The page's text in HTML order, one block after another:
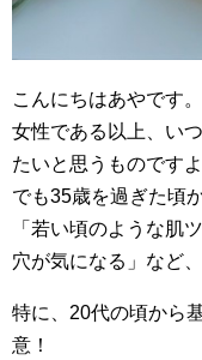
こんにちはあやです。
女性である以上、い
たいと思うものですよ
でも35歳を過ぎた頃
「若い頃のような肌
穴が気になる」など
特に、20代の頃から
意！